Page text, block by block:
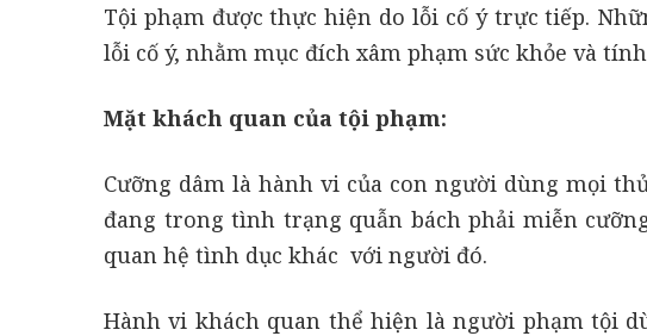
Tội phạm được thực hiện do lỗi cố ý trực tiếp.
lỗi cố ý, nhằm mục đích xâm phạm sức khỏe và
Mặt khách quan của tội phạm:
Cưỡng dâm là hành vi của con người dùng mọi
đang trong tình trạng quẫn bách phải miễn
quan hệ tình dục khác với người đó.
Hành vi khách quan thể hiện là người phạm tội